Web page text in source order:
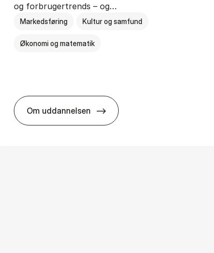
og forbrugertrends – og…
Markedsføring Kultur og samfund
Økonomi og matematik
Om uddannelsen
HA i mar­keds- og kul­tu­r­a­na­ly­se